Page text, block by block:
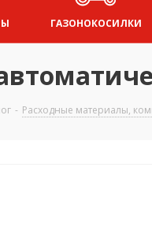
ГАЗОНОКОСИЛКИ
- Расходные материалы,